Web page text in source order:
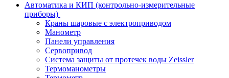
Автоматика и КИП (контрольно-измерительные
приборы)
Краны шаровые с электроприводом
Манометр
Панели управления
Сервопривод
Система защиты от протечек воды Zeissler
Термоманометры